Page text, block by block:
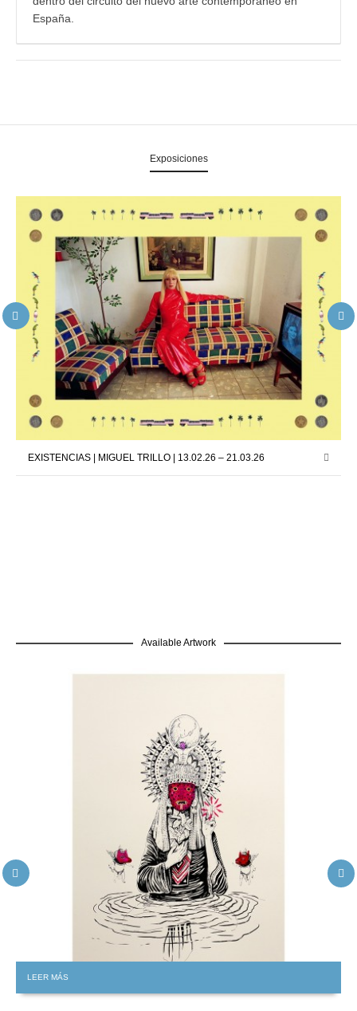
España.
Exposiciones
EXISTENCIAS | MIGUEL TRILLO | 13.02.26 – 21.03.26
Available Artwork
LEER MÁS